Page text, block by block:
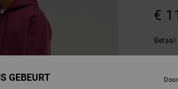
€
Betaal
Kleur
GEBEURT